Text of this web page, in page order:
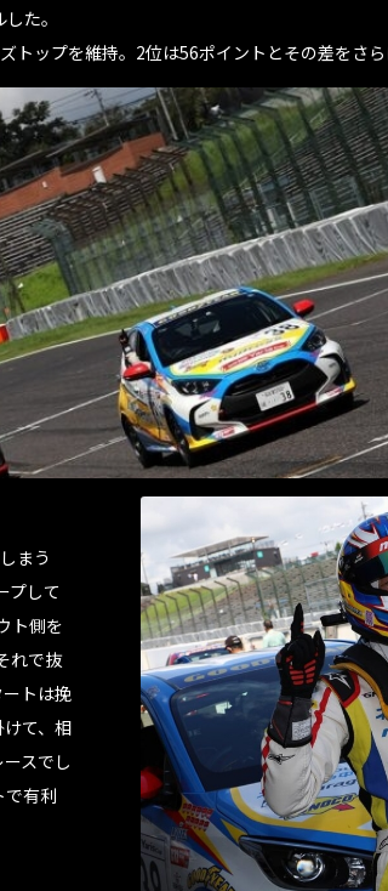
た。
ップを維持。2位は56ポイントとその差をさ
まう
プして
ト側を
れで抜
トは挽
て、相
スでし
で有利